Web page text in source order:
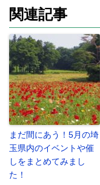
関連記事
まだ間にあう！5月の埼
玉県内のイベントや催
しをまとめてみまし
た！